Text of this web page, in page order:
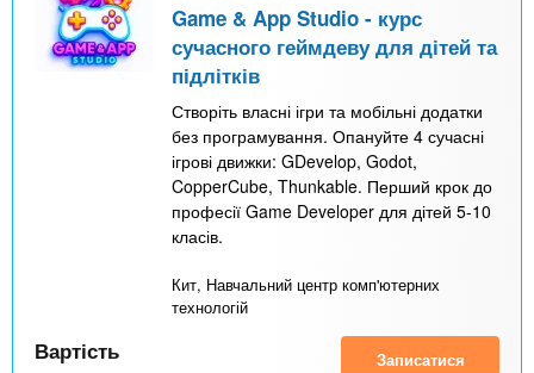
Game & App Studio - курс
сучасного геймдеву для дітей та
підлітків
Створіть власні ігри та мобільні додатки
без програмування. Опануйте 4 сучасні
ігрові движки: GDevelop, Godot,
CopperCube, Thunkable. Перший крок до
професії Game Developer для дітей 5-10
класів.
Кит, Навчальний центр комп'ютерних
технологій
Вартість Записатися